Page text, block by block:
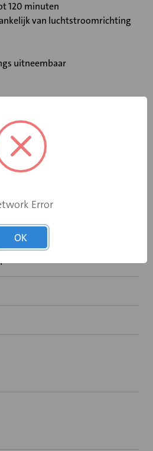
120 minuten
van luchtstroomrichting
uitneembaar
24 V
Error
OK